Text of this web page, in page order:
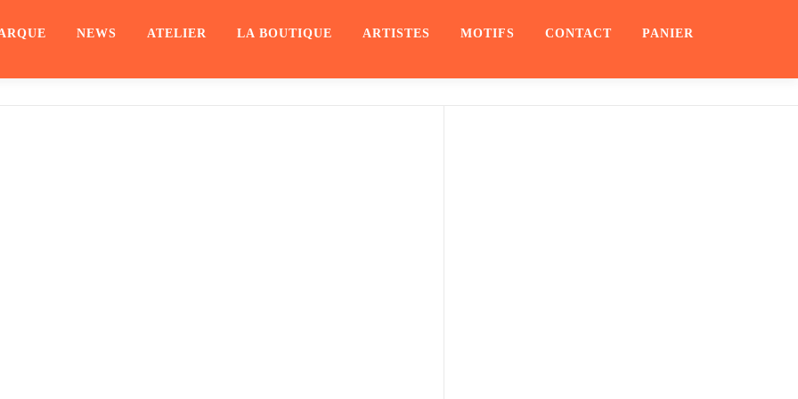
NEWS ATELIER LA BOUTIQUE ARTISTES MOTIFS CONTACT PANIER